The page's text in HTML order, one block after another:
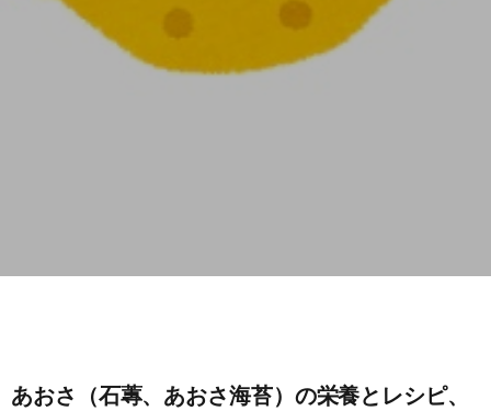
あおさ（石蓴、あおさ海苔）の栄養とレシピ、